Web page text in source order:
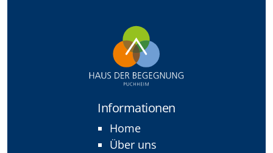
Informationen
Home
Über uns